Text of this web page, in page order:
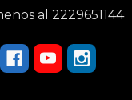
al 2229651144